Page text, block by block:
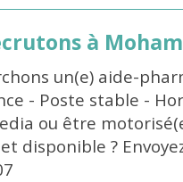
à
un(e) aide-
- Poste stable -
ou être
disponible ?